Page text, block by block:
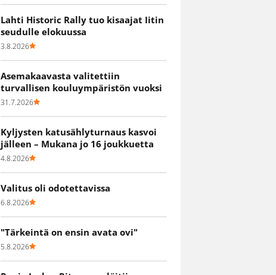
Lahti Historic Rally tuo kisaajat Iitin
seudulle elokuussa
3.8.2026
Asemakaavasta valitettiin
turvallisen kouluympäristön vuoksi
31.7.2026
Kyljysten katusählyturnaus kasvoi
jälleen – Mukana jo 16 joukkuetta
4.8.2026
Valitus oli odotettavissa
6.8.2026
"Tärkeintä on ensin avata ovi"
5.8.2026